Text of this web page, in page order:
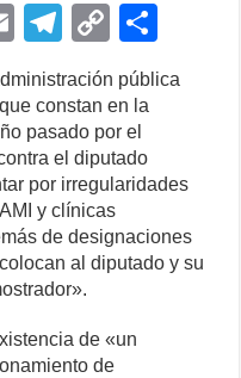
E
m
ail
T
el
e
gr
a
m
C
p
y
Li
n
k
h
ar
pública
constan en la
pasado por el
el diputado
por irregularidades
y clínicas
de designaciones
al diputado y su
de «un
de